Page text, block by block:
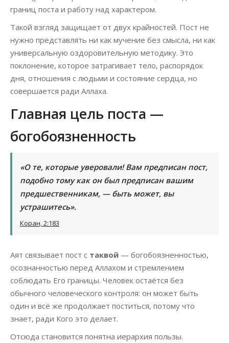
границ поста и работу над характером.
Такой взгляд защищает от двух крайностей. Пост не
нужно представлять ни как мучение без смысла, ни как
универсальную оздоровительную методику. Это
поклонение, которое затрагивает тело, распорядок
дня, отношения с людьми и состояние сердца, но
совершается ради Аллаха.
Главная цель поста —
богобоязненность
«О те, которые уверовали! Вам предписан пост,
подобно тому как он был предписан вашим
предшественникам, — быть может, вы
устрашитесь».
Коран, 2:183
Аят связывает пост с таквой — богобоязненностью,
осознанностью перед Аллахом и стремлением
соблюдать Его границы. Человек остаётся без
обычного человеческого контроля: он может быть
один и всё же продолжает поститься, потому что
знает, ради Кого это делает.
Отсюда становится понятна иерархия пользы.